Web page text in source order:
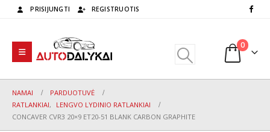
PRISIJUNGTI REGISTRUOTIS
0
NAMAI
PARDUOTUVĖ
RATLANKIAI,
LENGVO LYDINIO RATLANKIAI
CONCAVER CVR3 20×9 ET20-51 BLANK CARBON GRAPHITE